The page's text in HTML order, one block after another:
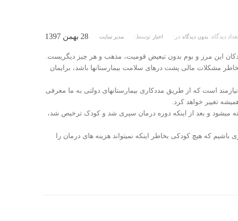
28 بهمن 1397 توسط: مدیر سایت در: اخبار دیدگاه: بدون دیدگاه
این مرز و بوم بدون تبعیض قومیت، مذهب و هر چیز دیگریست.
مشکلات مالی پشت درهای سلامت بیمارستانها باشد، برایمان
است که از طریق مددکاری بیمارستانهای دولتی به ما معرفی
تغییر خواهد کرد.
میشود و بعد از اینکه دوره درمان سپری شد و کودک ترخیص شد،
که هیچ کودکی بخاطر اینکه نمیتواند هزینه های درمان را